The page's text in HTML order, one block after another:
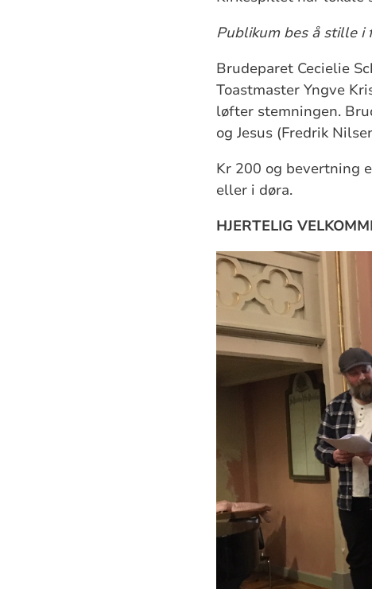
Publikum bes å stille
Brudeparet Cecielie
Toastmaster Yngve
løfter stemningen.
og Jesus (Fredrik
Kr 200 og bevertning
eller i døra.
HJERTELIG